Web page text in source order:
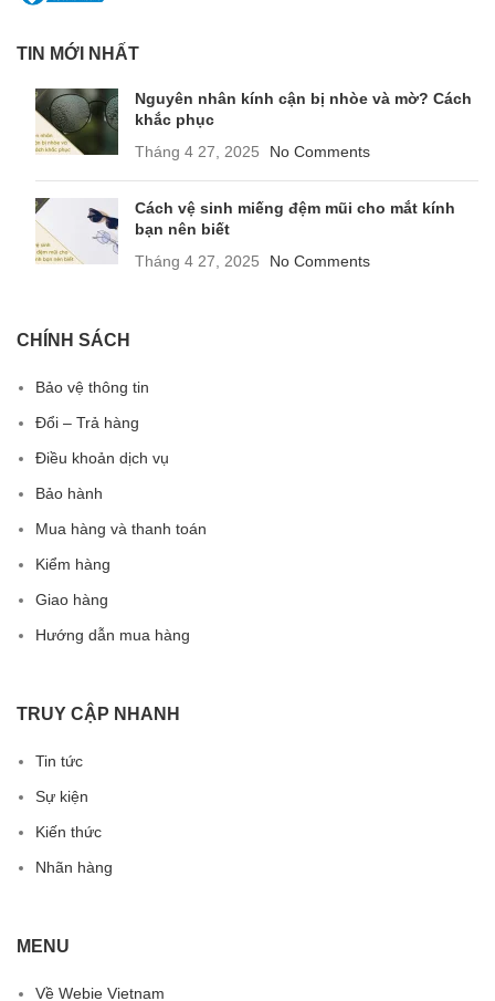
TIN MỚI NHẤT
Nguyên nhân kính cận bị nhòe và mờ? Cách
khắc phục
Tháng 4 27, 2025
No Comments
Cách vệ sinh miếng đệm mũi cho mắt kính
bạn nên biết
Tháng 4 27, 2025
No Comments
CHÍNH SÁCH
Bảo vệ thông tin
Đổi – Trả hàng
Điều khoản dịch vụ
Bảo hành
Mua hàng và thanh toán
Kiểm hàng
Giao hàng
Hướng dẫn mua hàng
TRUY CẬP NHANH
Tin tức
Sự kiện
Kiến thức
Nhãn hàng
MENU
Về Webie Vietnam